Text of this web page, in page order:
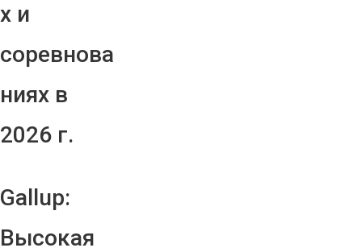
х и
соревнова
ниях в
2026 г.
Gallup:
Высокая